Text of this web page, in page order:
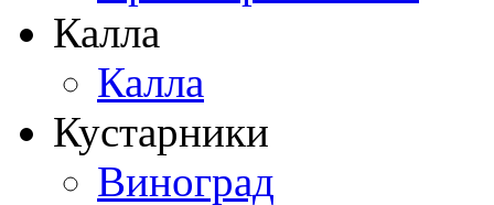
Калла
Калла
Кустарники
Виноград